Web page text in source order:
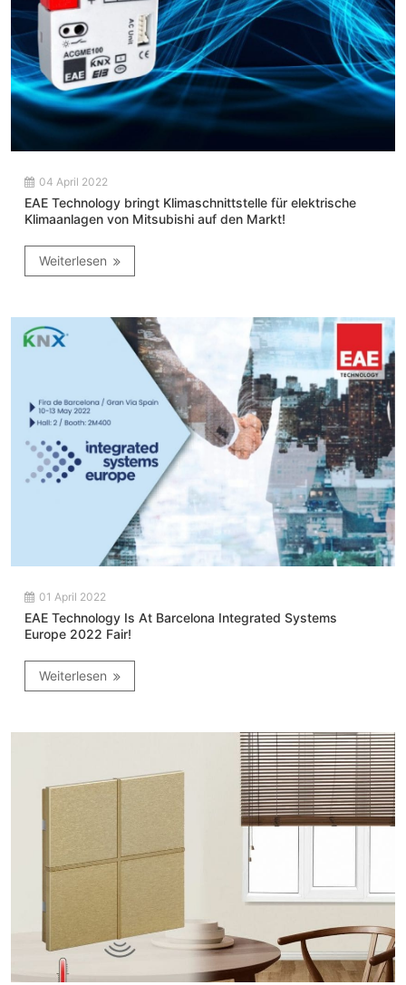
04 April 2022
EAE Technology bringt Klimaschnittstelle für elektrische
Klimaanlagen von Mitsubishi auf den Markt!
Weiterlesen
01 April 2022
EAE Technology Is At Barcelona Integrated Systems
Europe 2022 Fair!
Weiterlesen